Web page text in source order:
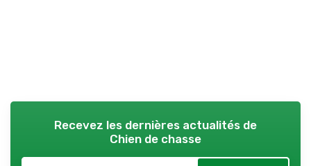
Recevez les dernières actualités de
Chien de chasse